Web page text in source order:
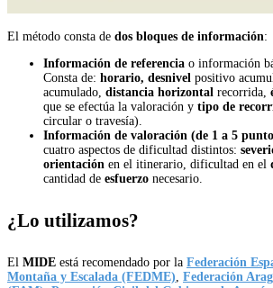
El método consta de dos bloques de información:
Información de referencia o información
Consta de: horario, desnivel positivo
acumulado, distancia horizontal recorrida,
que se efectúa la valoración y tipo de
circular o travesía).
Información de valoración (de 1 a 5
cuatro aspectos de dificultad distintos:
orientación en el itinerario, dificultad en el
cantidad de esfuerzo necesario.
¿Lo utilizamos?
El MIDE está recomendado por la Federación
Montaña y Escalada (FEDME) Federación